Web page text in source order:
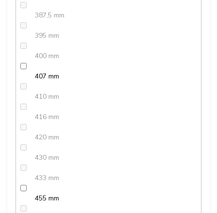
387,5 mm
395 mm
400 mm
407 mm
410 mm
416 mm
420 mm
430 mm
433 mm
455 mm